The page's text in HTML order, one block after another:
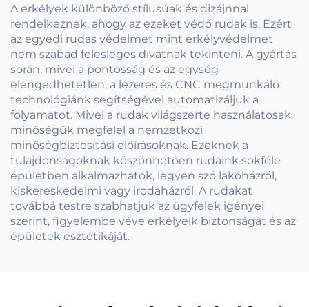
A erkélyek különböző stílusúak és dizájnnal
rendelkeznek, ahogy az ezeket védő rudak is. Ezért
az egyedi rudas védelmet mint erkélyvédelmet
nem szabad felesleges divatnak tekinteni. A gyártás
során, mivel a pontosság és az egység
elengedhetetlen, a lézeres és CNC megmunkáló
technológiánk segítségével automatizáljuk a
folyamatot. Mivel a rudak világszerte használatosak,
minőségük megfelel a nemzetközi
minőségbiztosítási előírásoknak. Ezeknek a
tulajdonságoknak köszönhetően rudaink sokféle
épületben alkalmazhatók, legyen szó lakóházról,
kiskereskedelmi vagy irodaházról. A rudakat
továbbá testre szabhatjuk az ügyfelek igényei
szerint, figyelembe véve erkélyeik biztonságát és az
épületek esztétikáját.